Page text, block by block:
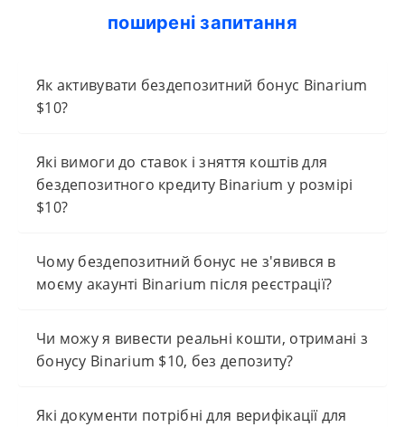
поширені запитання
Як активувати бездепозитний бонус Binarium
$10?
Які вимоги до ставок і зняття коштів для
бездепозитного кредиту Binarium у розмірі
$10?
Чому бездепозитний бонус не з'явився в
моєму акаунті Binarium після реєстрації?
Чи можу я вивести реальні кошти, отримані з
бонусу Binarium $10, без депозиту?
Які документи потрібні для верифікації для